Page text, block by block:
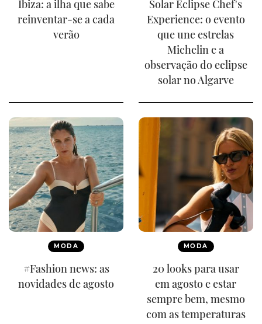
Ibiza: a ilha que sabe
reinventar-se a cada
verão
Solar Eclipse Chef's
Experience: o evento
que une estrelas
Michelin e a
observação do eclipse
solar no Algarve
MODA
#Fashion news: as
novidades de agosto
MODA
20 looks para usar
em agosto e estar
sempre bem, mesmo
com as temperaturas